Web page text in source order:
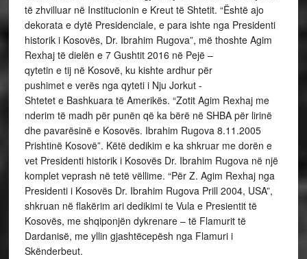
të zhvilluar në Institucionin e Kreut të Shtetit. “Është ajo
dekorata e dytë Presidenciale, e para ishte nga Presidenti
historik i Kosovës, Dr. Ibrahim Rugova”, më thoshte Agim
Rexhaj të dielën e 7 Gushtit 2016 në Pejë –
qytetin e tij në Kosovë, ku kishte ardhur për
pushimet e verës nga qyteti i Nju Jorkut -
Shtetet e Bashkuara të Amerikës. “Zotit Agim Rexhaj me
nderim të madh për punën që ka bërë në SHBA për lirinë
dhe pavarësinë e Kosovës. Ibrahim Rugova 8.11.2005
Prishtinë Kosovë”. Këtë dedikim e ka shkruar me dorën e
vet Presidenti historik i Kosovës Dr. Ibrahim Rugova në një
komplet veprash në tetë vëllime. “Për Z. Agim Rexhaj nga
Presidenti i Kosovës Dr. Ibrahim Rugova Prill 2004, USA”,
shkruan në flakërim ari dedikimi te Vula e Presientit të
Kosovës, me shqiponjën dykrenare – të Flamurit të
Dardanisë, me yllin gjashtëcepësh nga Flamuri i
Skënderbeut.